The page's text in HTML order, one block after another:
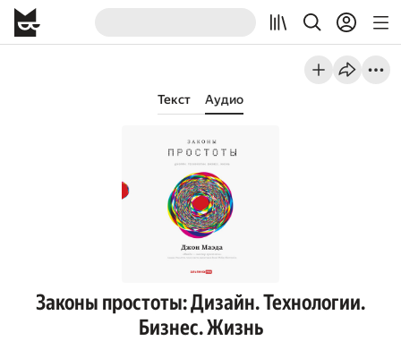
Текст Аудио
Законы простоты: Дизайн. Технологии.
Бизнес. Жизнь